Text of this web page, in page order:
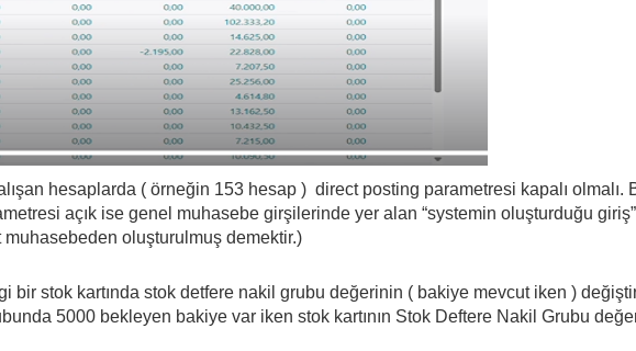
hesaplarda ( örneğin 153 hesap ) direct posting parametresi kapalı
açık ise genel muhasebe girşilerinde yer alan “systemin oluşturduğu
muhasebeden oluşturulmuş demektir.)
bir stok kartında stok detfere nakil grubu değerinin ( bakiye mevcut iken )
5000 bekleyen bakiye var iken stok kartının Stok Deftere Nakil Grubu